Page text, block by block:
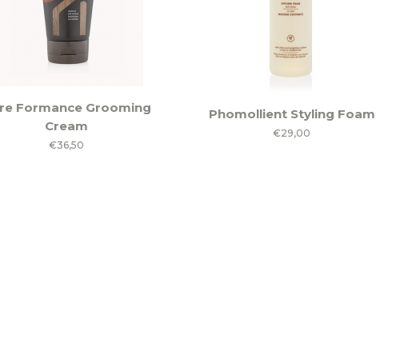
Formance Grooming
Cream
€36,50
Phomollient Styling Foam
€29,00